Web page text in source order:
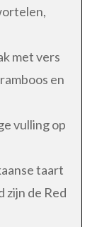
met vers
en
vulling op
taart
zijn de Red